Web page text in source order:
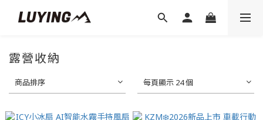
露營收納
商品排序 每頁顯示 24 個